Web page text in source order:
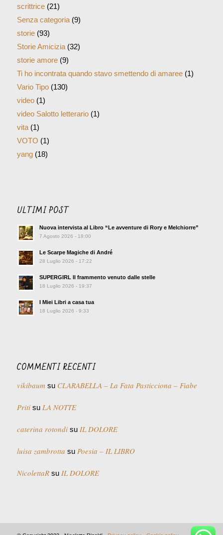
scrittrice(21)
Senza categoria(9)
storie(93)
Storie Amicizia(32)
storie amore(9)
Ti ho incontrata quando stavo smettendo di amaree(1)
Vario Tipo(130)
video(1)
video Salotto letterario(1)
vita(1)
VOTO (1)
yang(18)
ULTIMI POST
Nuova intervista al Libro “Le avventure di Rory e Melchiorre”
7 Agosto 2026 - 18:00
Le Scarpe Magiche di André
28 Luglio 2026 - 17:22
SUPERGIRL Il frammento venuto dalle stelle
18 Luglio 2026 - 19:37
I Miei Libri a casa tua
18 Luglio 2026 - 9:33
COMMENTI RECENTI
vikibaumsu CLARABELLA – La Fata Pasticciona – Fiabe
Pritisu LA NOTTE
caterina rotondisu IL DOLORE
luisa zambrotta su Poesia – IL LIBRO
NicolettaRsu IL DOLORE